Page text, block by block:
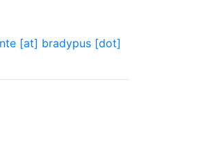
[at] bradypus [dot]